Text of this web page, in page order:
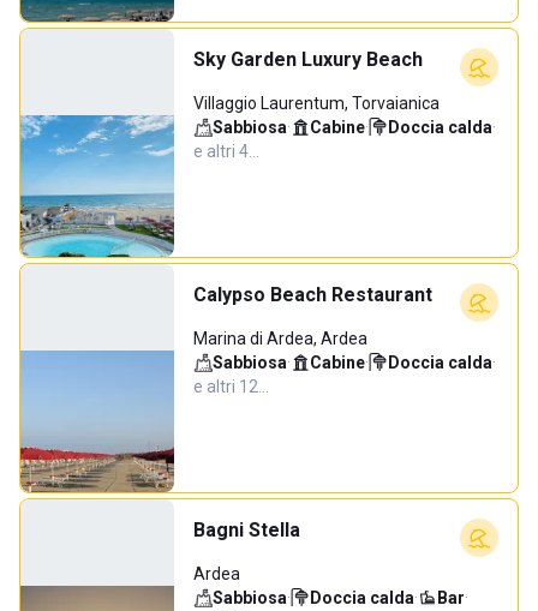
Sky Garden Luxury Beach
Villaggio Laurentum, Torvaianica
Sabbiosa· Cabine· Doccia calda·
e altri 4…
Calypso Beach Restaurant
Marina di Ardea, Ardea
Sabbiosa· Cabine· Doccia calda·
e altri 12…
Bagni Stella
Ardea
Sabbiosa· Doccia calda· Bar·